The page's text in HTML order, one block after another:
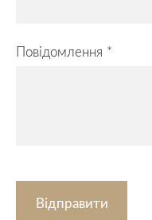
Повідомлення *